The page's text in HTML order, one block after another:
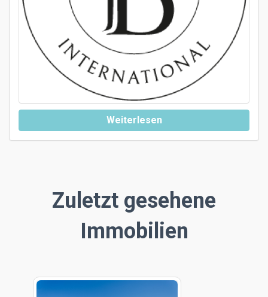
Weiterlesen
Zuletzt gesehene
Immobilien